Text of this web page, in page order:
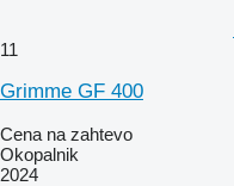
11
Grimme GF 400
Cena na zahtevo
Okopalnik
2024